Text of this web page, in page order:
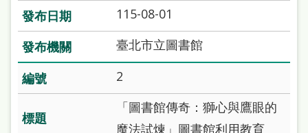
覽
閱
讀
網
兒
115-08-01
臺北市立圖書館
2
「圖書館傳奇：獅心與鷹眼的
魔法試煉」圖書館利用教育